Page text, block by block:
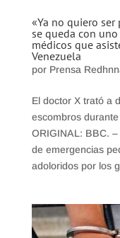
«Ya no quiero ser
se queda con
médicos que
Venezuela
por Prensa
El doctor X trató a
escombros
ORIGINAL: BBC.
de emergencias
adoloridos por los